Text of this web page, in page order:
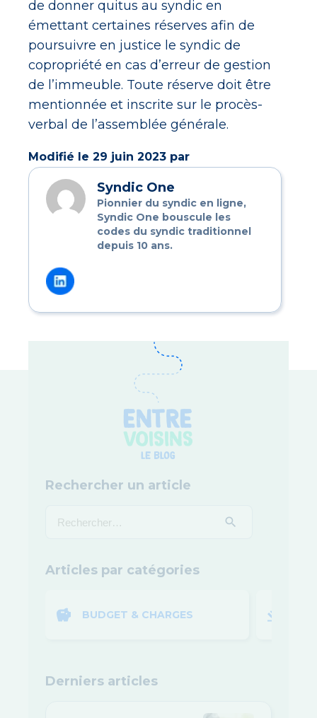
de donner quitus au syndic en
émettant certaines réserves afin de
poursuivre en justice le syndic de
copropriété en cas d’erreur de gestion
de l’immeuble. Toute réserve doit être
mentionnée et inscrite sur le procès-
verbal de l’assemblée générale.
Modifié le 29 juin 2023 par
Syndic One
Pionnier du syndic en ligne,
Syndic One bouscule les
codes du syndic traditionnel
depuis 10 ans.
Rechercher un article
Articles par catégories
BUDGET & CHARGES
Derniers articles